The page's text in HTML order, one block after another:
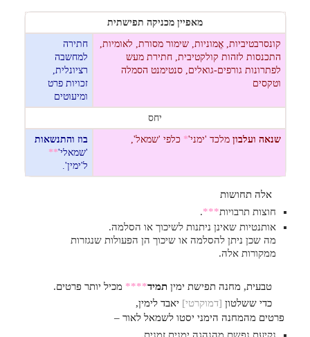
מאפיין מכניקה תפישתית
קונסרבטיביות, אֱמוניות, שימור מסורת, לאומיות,
התכנסות לזהות קולקטיבית, חתירת מעש
לפתרונות גורפים-גואלים, סנטימנט הסמלה
וטקסים
חתירה
למחשבה
רציונלית,
זכויות פרט
ומיעוטים
יחס
שנאה ועלבון מלכד 'ימני'* כלפי 'שמאל',
בוז והתנשאות
'שמאלי'**
ל'ימין'.
אלה תחושות
חוצות תרבויות***
.
אותנטיות שאינן ניתנות לשיכוך או הסלמה.
מה שכן ניתן להסלמה או שיכוך הן הפעולות שנגזרות
ממקורות אלה.
טבעית, מחנה תפישת ימין תמיד**** מכיל יותר פרטים.
כדי ששלטון [דמוקרטי] יאבד לימין,
פרטים מהמחנה הימני יסטו לשמאל לאור –
נקיעת נפשם מהנהגה ימנית זמנית,